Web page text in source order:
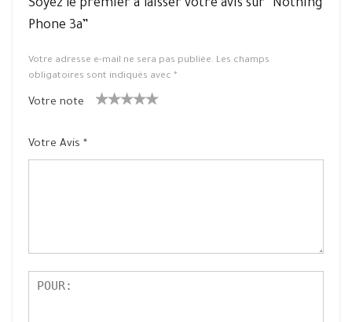
Soyez le premier à laisser votre avis sur “Nothing
Phone 3a”
Votre adresse e-mail ne sera pas publiée. Les champs
obligatoires sont indiqués avec *
Votre note
oil
sur
Votre Avis *